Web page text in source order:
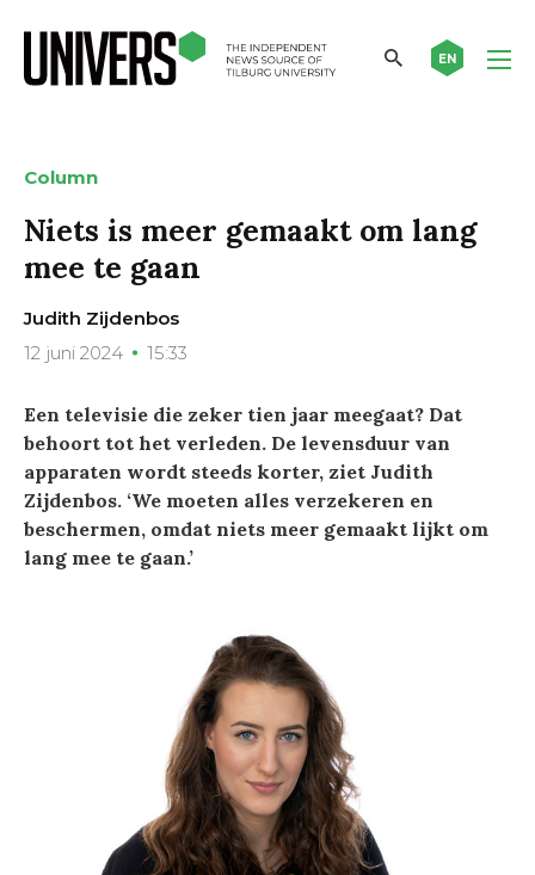
EN
Column
Niets is meer gemaakt om lang
mee te gaan
Judith Zijdenbos
12 juni 2024
15:33
Een televisie die zeker tien jaar meegaat? Dat
behoort tot het verleden. De levensduur van
apparaten wordt steeds korter, ziet Judith
Zijdenbos. ‘We moeten alles verzekeren en
beschermen, omdat niets meer gemaakt lijkt om
lang mee te gaan.’